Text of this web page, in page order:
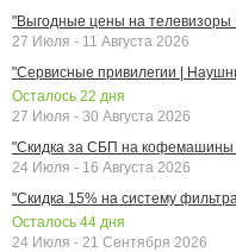
"Выгодные цены на телевизоры
27 Июля - 11 Августа 2026
"Сервисные привилегии |
Осталось 22 дня
27 Июля - 30 Августа 2026
"Скидка за СБП на кофемашины
24 Июля - 16 Августа 2026
"Скидка 15% на систему
Осталось 44 дня
24 Июля - 21 Сентября 2026